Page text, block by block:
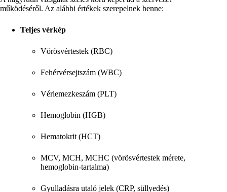
működéséről. Az alábbi értékek szerepelnek benne:
Teljes vérkép
Vörösvértestek (RBC)
Fehérvérsejtszám (WBC)
Vérlemezkeszám (PLT)
Hemoglobin (HGB)
Hematokrit (HCT)
MCV, MCH, MCHC (vörösvértestek mérete,
hemoglobin-tartalma)
Gyulladásra utaló jelek (CRP, süllyedés)